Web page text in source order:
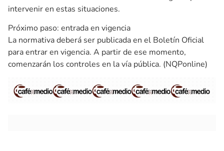
intervenir en estas situaciones.
Próximo paso: entrada en vigencia
La normativa deberá ser publicada en el Boletín Oficial
para entrar en vigencia. A partir de ese momento,
comenzarán los controles en la vía pública. (NQPonline)